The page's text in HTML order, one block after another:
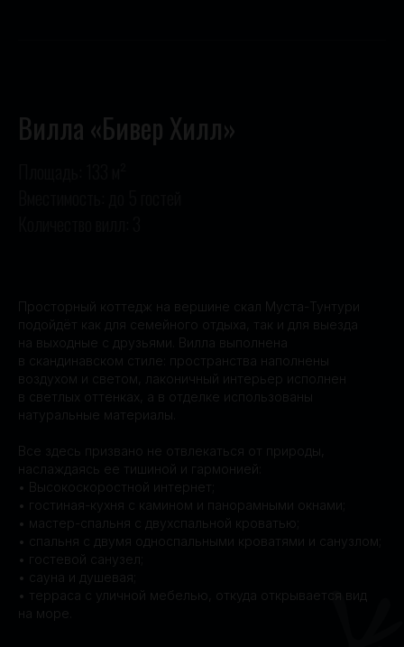
Вилла «Бивер Хилл»
Просторный коттедж на вершине скал Муста-Тунтури
подойдёт как для семейного отдыха, так и для выезда
на выходные с друзьями. Вилла выполнена
в скандинавском стиле: пространства наполнены
воздухом и светом, лаконичный интерьер исполнен
в светлых оттенках, а в отделке использованы
натуральные материалы.
Все здесь призвано не отвлекаться от природы,
наслаждаясь ее тишиной и гармонией:
• Высокоскоростной интернет;
• гостиная-кухня с камином и панорамными окнами;
• мастер-спальня с двухспальной кроватью;
• спальня с двумя односпальными кроватями и санузлом;
• гостевой санузел;
• сауна и душевая;
• терраса с уличной мебелью, откуда открывается вид
на море.